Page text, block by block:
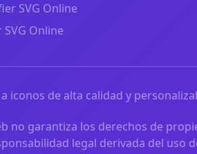
SVG Online
SVG Online
iconos de alta calidad y
no garantiza los derechos de
legal derivada del uso